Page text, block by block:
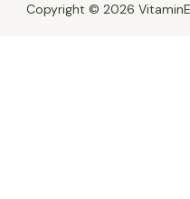
Copyright © 2026